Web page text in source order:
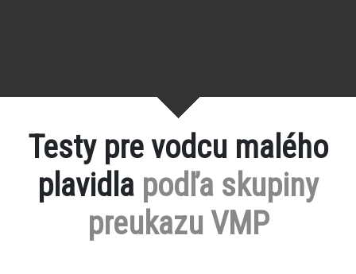
Testy pre vodcu malého
plavidla podľa skupiny
preukazu VMP